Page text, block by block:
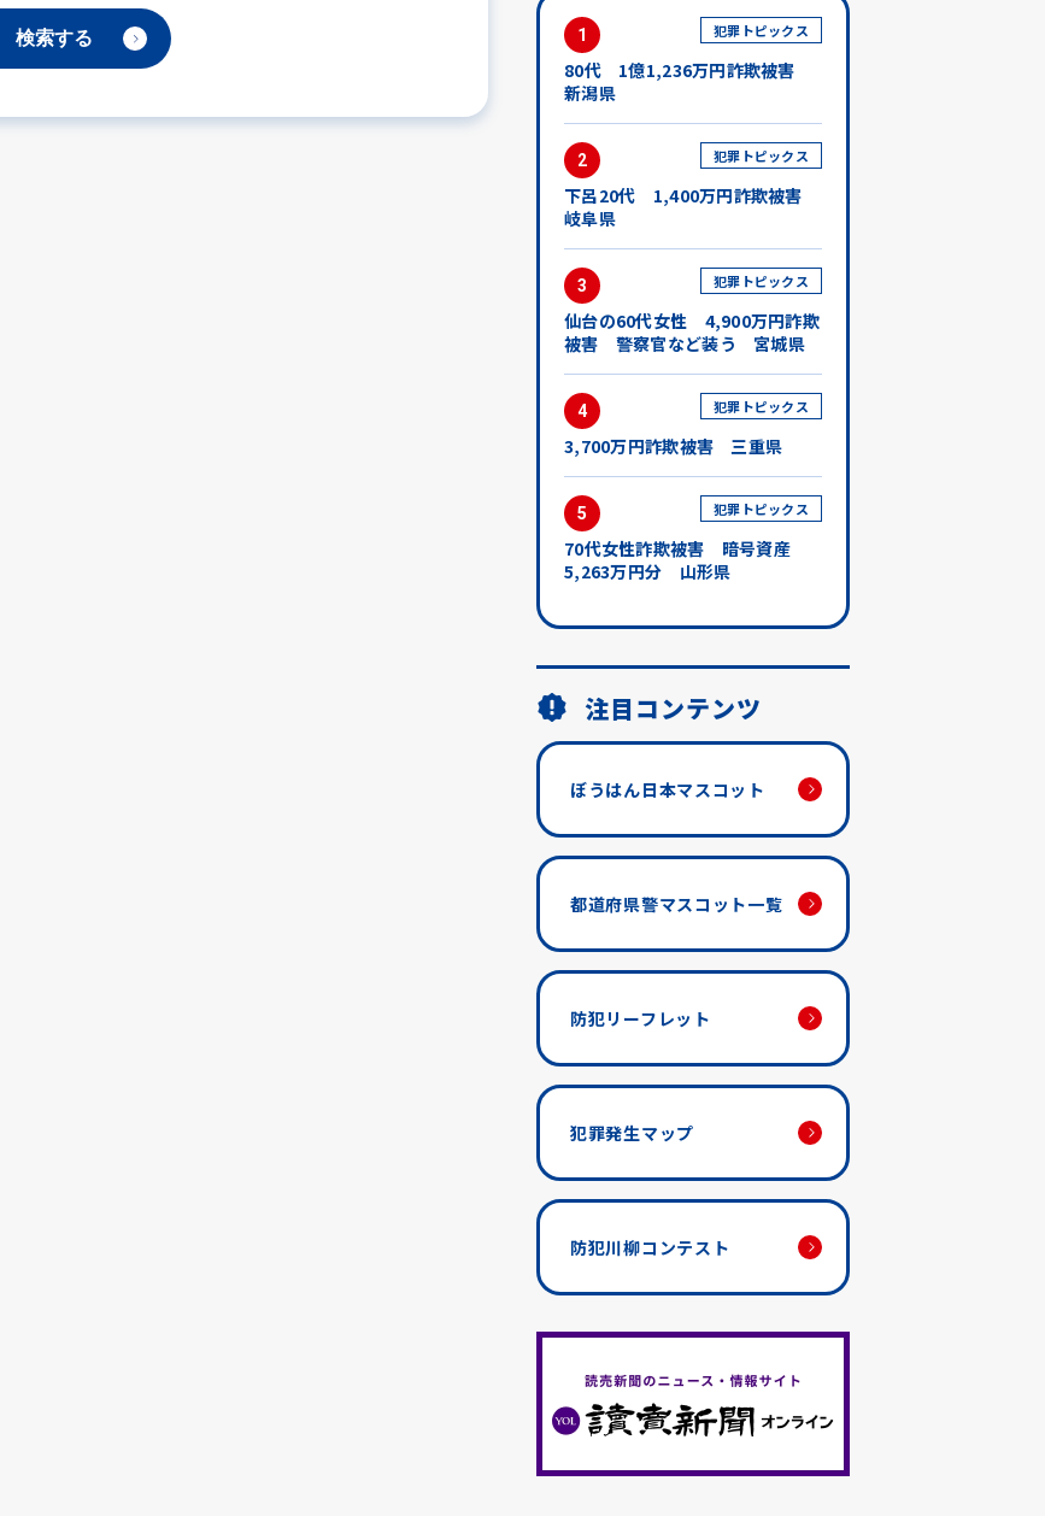
1 犯罪トピックス
80代 1億1,236万円詐欺被害
新潟県
2 犯罪トピックス
下呂20代 1,400万円詐欺被害
岐阜県
3 犯罪トピックス
仙台の60代女性 4,900万円詐欺
被害 警察官など装う 宮城県
4 犯罪トピックス
3,700万円詐欺被害 三重県
5 犯罪トピックス
70代女性詐欺被害 暗号資産
5,263万円分 山形県
注目コンテンツ
ぼうはん日本マスコット
都道府県警マスコット一覧
防犯リーフレット
犯罪発生マップ
防犯川柳コンテスト